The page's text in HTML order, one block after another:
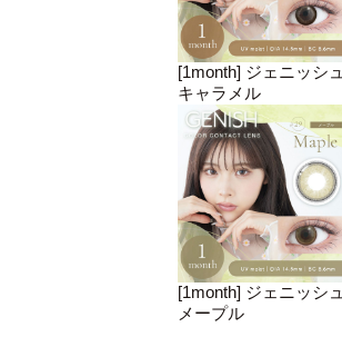
[1month] ジェニッシュ
キャラメル
[1month] ジェニッシュ
メープル